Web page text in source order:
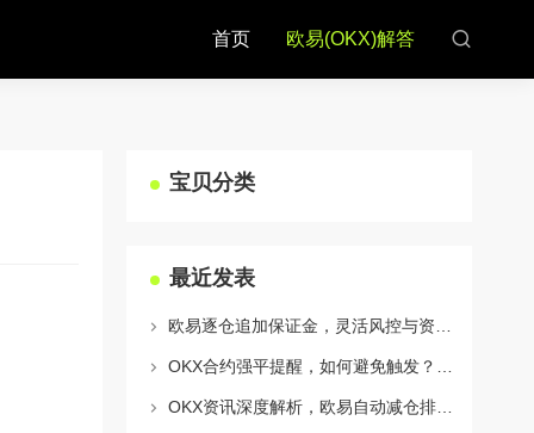
首页 欧易(OKX)解答
宝贝分类
最近发表